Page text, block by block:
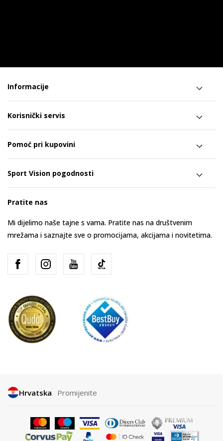
Informacije
Korisnički servis
Pomoć pri kupovini
Sport Vision pogodnosti
Pratite nas
Mi dijelimo naše tajne s vama. Pratite nas na društvenim
mrežama i saznajte sve o promocijama, akcijama i novitetima.
Hrvatska Promijenite